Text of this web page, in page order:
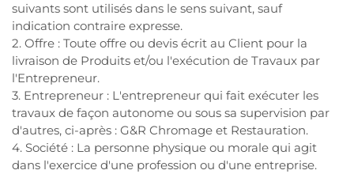
suivants sont utilisés dans le sens suivant, sauf
indication contraire expresse.
2. Offre : Toute offre ou devis écrit au Client pour la
livraison de Produits et/ou l'exécution de Travaux par
l'Entrepreneur.
3. Entrepreneur : L'entrepreneur qui fait exécuter les
travaux de façon autonome ou sous sa supervision par
d'autres, ci-après : G&R Chromage et Restauration.
4. Société : La personne physique ou morale qui agit
dans l'exercice d'une profession ou d'une entreprise.